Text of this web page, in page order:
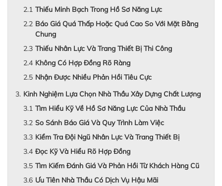
Thiếu Minh Bạch Trong Hồ Sơ Năng Lực
Báo Giá Quá Thấp Hoặc Quá Cao So Với Mặt Bằng
Chung
Thiếu Nhân Lực Và Trang Thiết Bị Thi Công
Không Có Hợp Đồng Rõ Ràng
Nhận Được Nhiều Phản Hồi Tiêu Cực
Kinh Nghiệm Lựa Chọn Nhà Thầu Xây Dựng Chất Lượng
Tìm Hiểu Kỹ Về Hồ Sơ Năng Lực Của Nhà Thầu
So Sánh Báo Giá Và Quy Trình Làm Việc
Kiểm Tra Đội Ngũ Nhân Lực Và Trang Thiết Bị
Đọc Kỹ Và Hiểu Rõ Hợp Đồng
Tìm Kiếm Đánh Giá Và Phản Hồi Từ Khách Hàng Cũ
Ưu Tiên Nhà Thầu Có Dịch Vụ Hậu Mãi